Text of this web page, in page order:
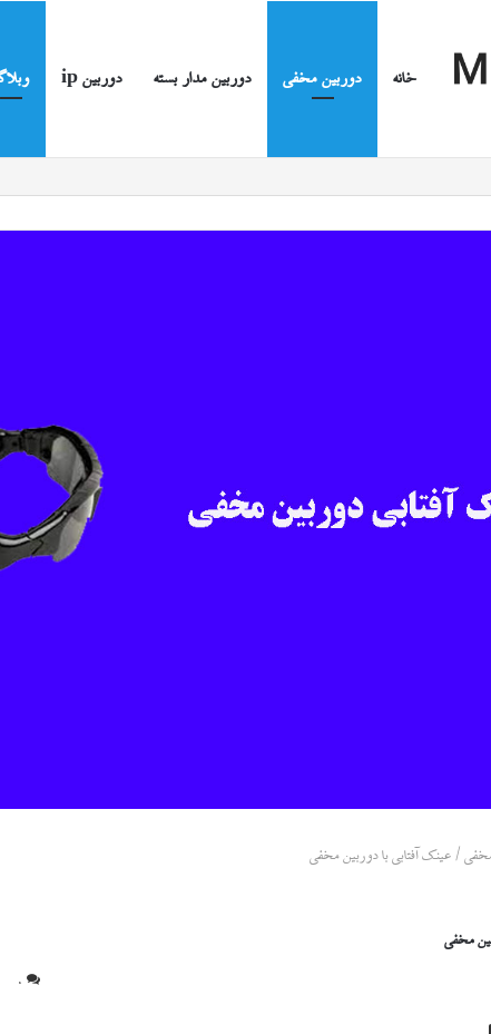
خانه دوربین مخفی دوربین مدار بسته دوربین ip
/ عینک آفتابی با دوربین مخفی
مخفی
0
اشتراک گذاری از طریق ایمیل